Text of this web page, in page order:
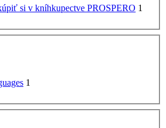
si v kníhkupectve PROSPERO 1
1